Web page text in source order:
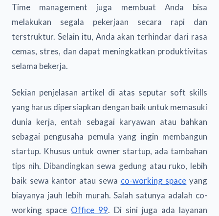
Time management juga membuat Anda bisa
melakukan segala pekerjaan secara rapi dan
terstruktur. Selain itu, Anda akan terhindar dari rasa
cemas, stres, dan dapat meningkatkan produktivitas
selama bekerja.
Sekian penjelasan artikel di atas seputar soft skills
yang harus dipersiapkan dengan baik untuk memasuki
dunia kerja, entah sebagai karyawan atau bahkan
sebagai pengusaha pemula yang ingin membangun
startup. Khusus untuk owner startup, ada tambahan
tips nih. Dibandingkan sewa gedung atau ruko, lebih
baik sewa kantor atau sewa co-working space yang
biayanya jauh lebih murah. Salah satunya adalah co-
working space Office 99. Di sini juga ada layanan